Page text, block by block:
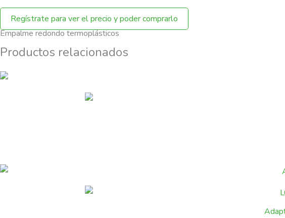
Regístrate para ver el precio y poder comprarlo
Empalme redondo termoplásticos
Productos relacionados